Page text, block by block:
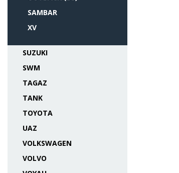
SAMBAR
XV
SUZUKI
SWM
TAGAZ
TANK
TOYOTA
UAZ
VOLKSWAGEN
VOLVO